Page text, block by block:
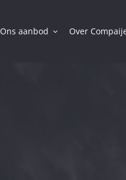
Ons aanbod Over